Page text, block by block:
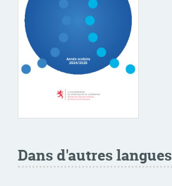
Dans d'autres langues